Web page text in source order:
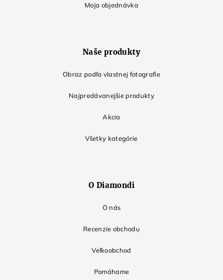
Moja objednávka
Naše produkty
Obraz podľa vlastnej fotografie
Najpredávanejšie produkty
Akcia
Všetky kategórie
O Diamondi
O nás
Recenzie obchodu
Veľkoobchod
Pomáhame